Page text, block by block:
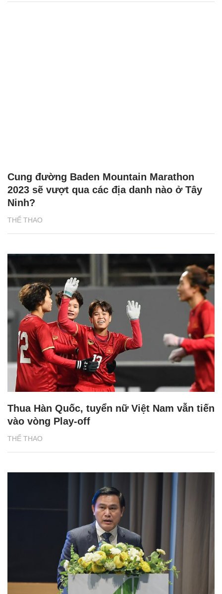
THỂ THAO
Cung đường Baden Mountain Marathon
2023 sẽ vượt qua các địa danh nào ở Tây
Ninh?
THỂ THAO
Thua Hàn Quốc, tuyển nữ Việt Nam vẫn tiến
vào vòng Play-off